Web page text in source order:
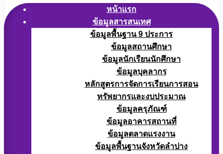
หน้าแรก
ข้อมูลสารสนเทศ
ข้อมูลพื้นฐาน 9 ประการ
ข้อมูลสถานศึกษา
ข้อมูลนักเรียนนักศึกษา
ข้อมูลบุคลากร
หลักสูตรการจัดการเรียนการสอน
ทรัพยากรและงบประมาณ
ข้อมูลครุภัณฑ์
ข้อมูลอาคารสถานที่
ข้อมูลตลาดแรงงาน
ข้อมูลพื้นฐานจังหวัดลำปาง